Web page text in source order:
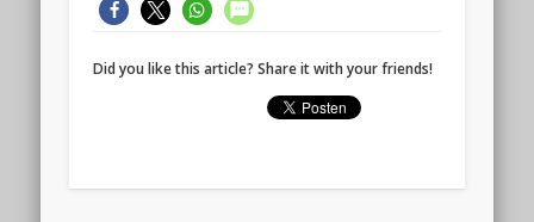
Did you like this article? Share it with your friends!